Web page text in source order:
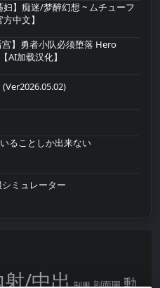
】痴迷/梦醉幻想 ~ ムチューフ
中文】
】勇者小队必须堕落 Hero
AI加载汉化】
ることしか出来ない
ミュレーター
射/中出 制服 剖面圖 動